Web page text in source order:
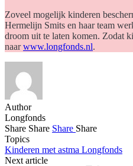
Zoveel mogelijk kinderen
Hermelijn Smits en haar team
droom uit te laten komen. Zodat
naarwww.longfonds.nl.
Author
Longfonds
Share Share Share Share
Topics
Kinderen met astma Longfonds
Next article